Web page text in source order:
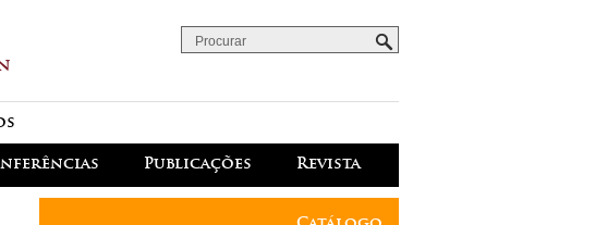
Formulário de procura
Revista
Publicações